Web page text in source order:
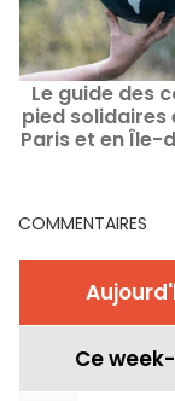
Le guide des
pied solidaires
Paris et en Île-
COMMENTAIRES
Ce